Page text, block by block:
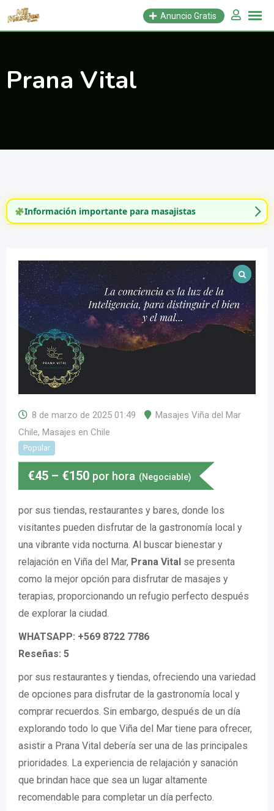
Saltar
Anuncio Gratis
Prana Vital
Información importante para masajistas
8 de marzo de 2025 01:49
Masajes Viña del Mar
Chile, Masajes en Chile
Popular
€45 – €150 por hora (Negociable)
por sus tiendas, restaurantes y bares, donde los
visitantes pueden disfrutar de la gastronomía local y
una vibrante vida nocturna. Al buscar bienestar y
relajación en Viña del Mar, Prana Vital se presenta
como la mejor opción para disfrutar de masajes y
terapias, proporcionando un refugio perfecto después
de explorar la ciudad.
WHATSAPP: +569 8722 7786
Reseñas: 5
por sus restaurantes y tiendas, ofreciendo una variedad
de opciones para disfrutar de la gastronomía local y
comprar recuerdos. Sin embargo, después de un día
explorando todo lo que Viña del Mar tiene para ofrecer,
asistir a Prana Vital debería ser una de las principales
prioridades. La experiencia de relajación y sanación
que brindan hace que sea un lugar altamente
recomendable para completar un día perfecto.